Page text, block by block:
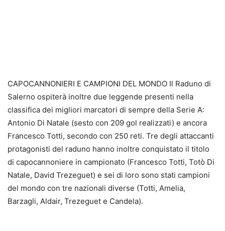
CAPOCANNONIERI E CAMPIONI DEL MONDO Il Raduno di
Salerno ospiterà inoltre due leggende presenti nella
classifica dei migliori marcatori di sempre della Serie A:
Antonio Di Natale (sesto con 209 gol realizzati) e ancora
Francesco Totti, secondo con 250 reti. Tre degli attaccanti
protagonisti del raduno hanno inoltre conquistato il titolo
di capocannoniere in campionato (Francesco Totti, Totò Di
Natale, David Trezeguet) e sei di loro sono stati campioni
del mondo con tre nazionali diverse (Totti, Amelia,
Barzagli, Aldair, Trezeguet e Candela).